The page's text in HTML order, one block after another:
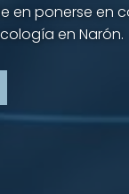
en ponerse en
en Narón.